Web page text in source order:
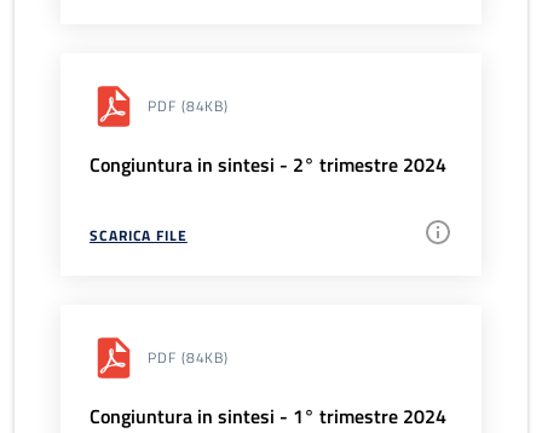
PDF (84KB)
Congiuntura in sintesi - 2° trimestre 2024
SCARICA FILE
PDF (84KB)
Congiuntura in sintesi - 1° trimestre 2024